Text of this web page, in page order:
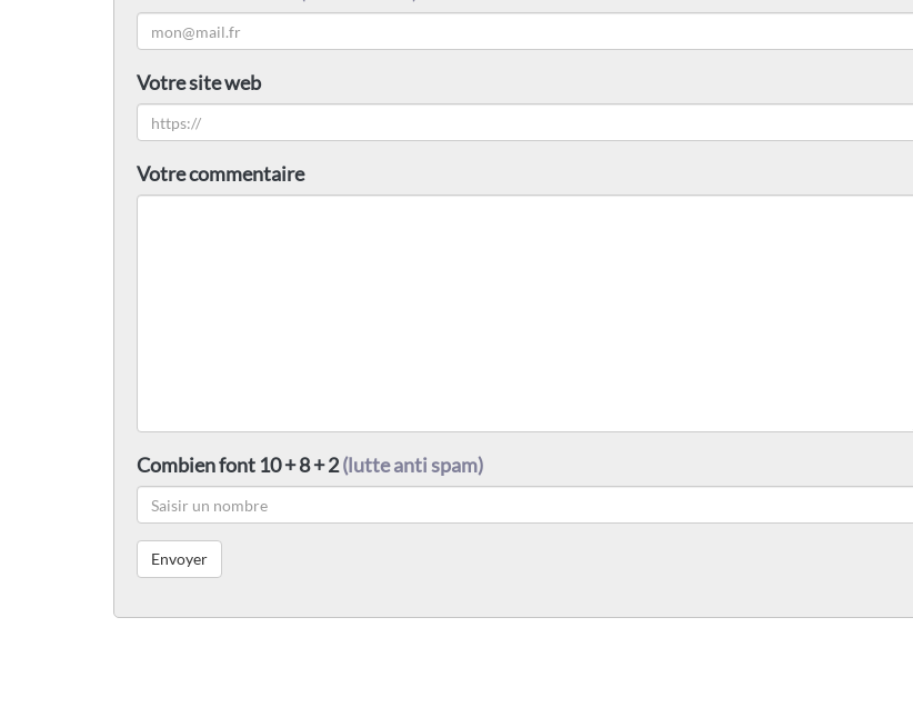
Votre site web
Votre commentaire
Combien font 10 + 8 + 2(lutte anti spam)